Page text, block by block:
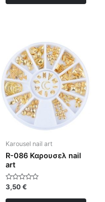
Karousel nail art
R-086 Καρουσελ nail
art
Βαθμολογήθηκε
με
0
3,50€